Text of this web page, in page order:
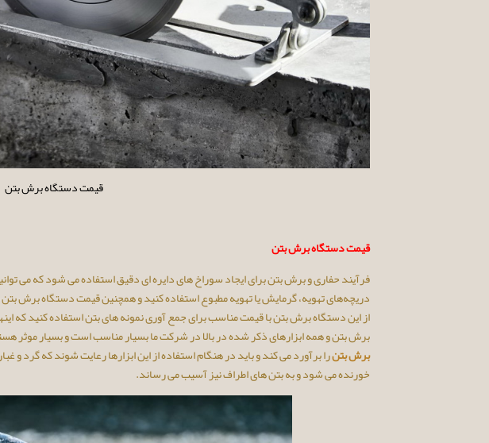
قیمت دستگاه برش بتن
قیمت دستگاه برش بتن
فرآیند حفاری و برش بتن برای ایجاد سوراخ های دایره ای دقیق استفاده می شود که می‌
دریچه‌های تهویه، گرمایش یا تهویه مطبوع استفاده کنید و همچنین قیمت دستگاه برش
از این دستگاه برش بتن با قیمت مناسب برای جمع آوری نمونه های بتن استفاده کنید که
برش بتن و همه ابزارهای ذکر شده در بالا در شرکت ما بسیار مناسب است و بسیار موثر
برش بتنرا برآورد می کند و باید در هنگام استفاده از این ابزارها رعایت شوند که
خورنده می شود و به بتن های اطراف نیز آسیب می رساند.